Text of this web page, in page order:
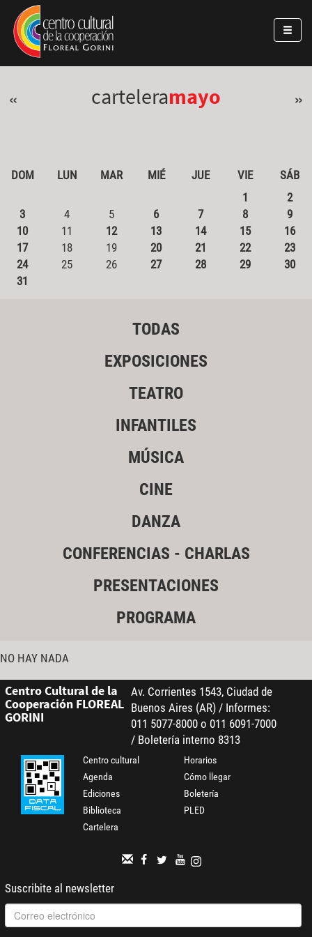
Pasar al contenido principal
Jump to main content
« carteleramayo »
DOM LUN MAR MIÉ JUE VIE
SÁB
1
2
3
4 5 6 7 8
9
10
11 12 13 14 15
16
17
18 19 20 21 22
23
24
25 26 27 28 29
30
31
TODAS
EXPOSICIONES
TEATRO
INFANTILES
MÚSICA
CINE
DANZA
CONFERENCIAS - CHARLAS
PRESENTACIONES
PROGRAMA
NO HAY NADA
Centro Cultural de la
Cooperación FLOREAL
GORINI
Av. Corrientes 1543, Ciudad de
Buenos Aires (AR) / Informes:
011 5077-8000 o 011 6091-7000
/ Boletería interno 8313
Centro cultural
Agenda
Ediciones
Biblioteca
Cartelera
Horarios
Cómo llegar
Boletería
PLED
Suscribite al newsletter